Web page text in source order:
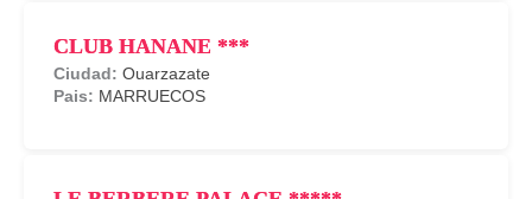
CLUB HANANE ***
Ouarzazate
MARRUECOS